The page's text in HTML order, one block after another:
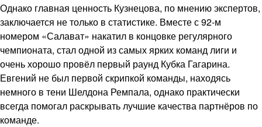
Однако главная ценность Кузнецова, по мнению экспертов,
заключается не только в статистике. Вместе с 92-м
номером «Салават» накатил в концовке регулярного
чемпионата, стал одной из самых ярких команд лиги и
очень хорошо провёл первый раунд Кубка Гагарина.
Евгений не был первой скрипкой команды, находясь
немного в тени Шелдона Ремпала, однако практически
всегда помогал раскрывать лучшие качества партнёров по
команде.